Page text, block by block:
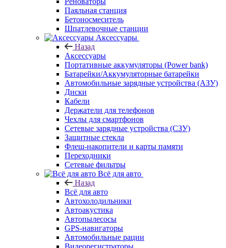
Паяльная станция
Бетоносмеситель
Шпатлевочные станции
Аксессуары
Назад
Аксессуары
Портативные аккумуляторы (Power bank)
Батарейки/Аккумуляторные батарейки
Автомобильные зарядные устройства (АЗУ)
Диски
Кабели
Держатели для телефонов
Чехлы для смартфонов
Сетевые зарядные устройства (СЗУ)
Защитные стекла
Флеш-накопители и карты памяти
Переходники
Сетевые фильтры
Всё для авто
Назад
Всё для авто
Автохолодильники
Автоакустика
Автопылесосы
GPS-навигаторы
Автомобильные рации
Видеорегистраторы